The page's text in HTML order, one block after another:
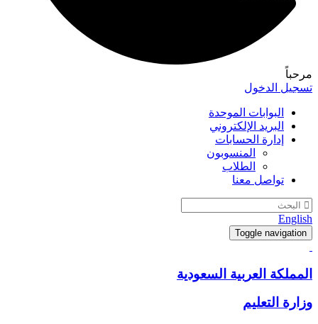
مرحباً
تسجيل الدخول
البوابات الموحدة
البريد الإلكتروني
إدارة الحسابات
المنسوبون
الطلاب
تواصل معنا
English
Toggle navigation
المملكة العربية السعودية
وزارة التعليم